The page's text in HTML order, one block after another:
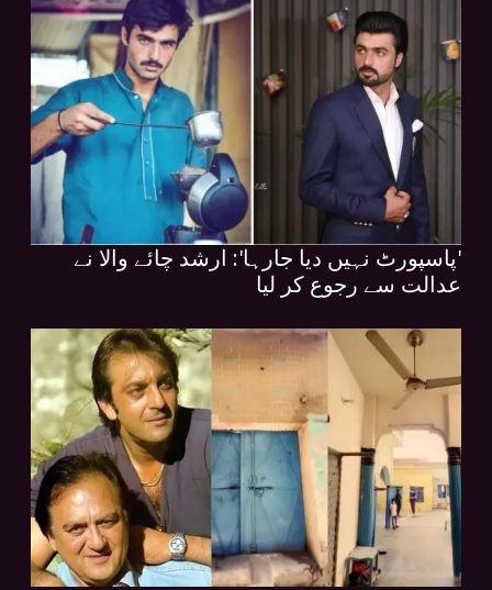
'پاسپورٹ نہیں دیا جارہا': ارشد چائے والا نے
عدالت سے رجوع کر لیا